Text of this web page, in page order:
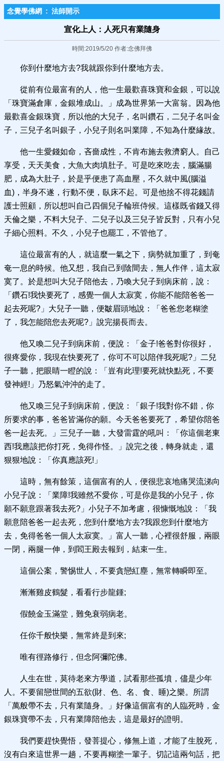
念覺學佛網 : 法師開示
宣化上人：人死只有業隨身
時間:2019/5/20 作者:念佛拜佛
你到什麼地方去?我就跟你到什麼地方去。
從前有位最富有的人，他一生最歡喜珠寶和金銀，可以說
「珠寶滿倉庫，金銀堆成山。」成為世界第一大富翁。因為他
最歡喜金銀珠寶，所以他的大兒子，名叫鑽石，二兒子名叫金
子，三兒子名叫銀子，小兒子則名叫業障，不知為什麼緣故。
他一生愛錢如命，吝嗇成性，不肯布施去救濟窮人。自己
享受，天天美食，大魚大肉填肚子。可是吃來吃去，腦滿腸
肥，成為大肚子，於是乎便患了高血壓，不久就中風(腦溢
血)，半身不遂，行動不便，臥床不起。可是他捨不得花錢請
護士照顧，所以想叫自己四個兒子輪班侍候。這樣既省錢又得
天倫之樂，不料大兒子、二兒子以及三兒子皆反對，只有小兒
子細心照料。不久，小兒子也罷工，不管他了。
這位最富有的人，就這麼一氣之下，病勢就加重了，到奄
奄一息的時候。他又想，我自己到陰間去，無人作伴，這太寂
寞了。於是想叫大兒子陪他去，乃喚大兒子到病床前，說：
「鑽石!我快要死了，感覺一個人太寂寞，你能不能陪爸爸一
起去死呢?」大兒子一聽，便皺眉頭地說：「爸爸您老糊塗
了，我怎能陪您去死呢?」說完揚長而去。
他又喚二兒子到病床前，便說：「金子!爸爸對你很好，
很疼愛你，我現在快要死了，你可不可以陪伴我死呢?」二兒
子一聽，把眼睛一瞪的說：「豈有此理!要死就快點死，不要
發神經!」乃怒氣沖沖的走了。
他又喚三兒子到病床前，便說：「銀子!我對你不錯，你
所要求的事，爸爸皆滿你的願。今天爸爸要死了，希望你陪爸
爸一起去死。」三兒子一聽，大發雷霆的吼叫：「你這個老東
西!我應該把你打死，免得作怪。」說完之後，轉身就走，還
狠狠地說：「你真應該死!」
這時，無有餘策，這個富有的人，便很悲哀地痛哭流涕向
小兒子說：「業障!我雖然不愛你，可是你是我的小兒子，你
願不願意跟著我去死?」小兒子不加考慮，很慷慨地說：「我
願意陪爸爸一起去死，您到什麼地方去?我跟您到什麼地方
去，免得爸爸一個人太寂寞。」富人一聽，心裡很舒服，兩眼
一閉，兩腿一伸，到閻王殿去報到，結束一生。
這個公案，警惕世人，不要貪戀紅塵，無常轉瞬即至。
漸漸雞皮鶴髮，看看行步龍鍾;
假饒金玉滿堂，難免衰弱病老。
任你千般快樂，無常終是到來;
唯有徑路修行，但念阿彌陀佛。
人生在世，莫待老來方學道，試看那些孤墳，儘是少年
人。不要留戀世間的五欲(財、色、名、食、睡)之樂。所謂
「萬般帶不去，只有業隨身。」好像這個富有的人臨死時，金
銀珠寶帶不去，只有業障陪他去，這是最好的證明。
我們要趕快覺悟，發菩提心，修無上道，才能了生脫死，
沒有白來這世界一趟，不要再糊塗一輩子。切記這兩句話，把